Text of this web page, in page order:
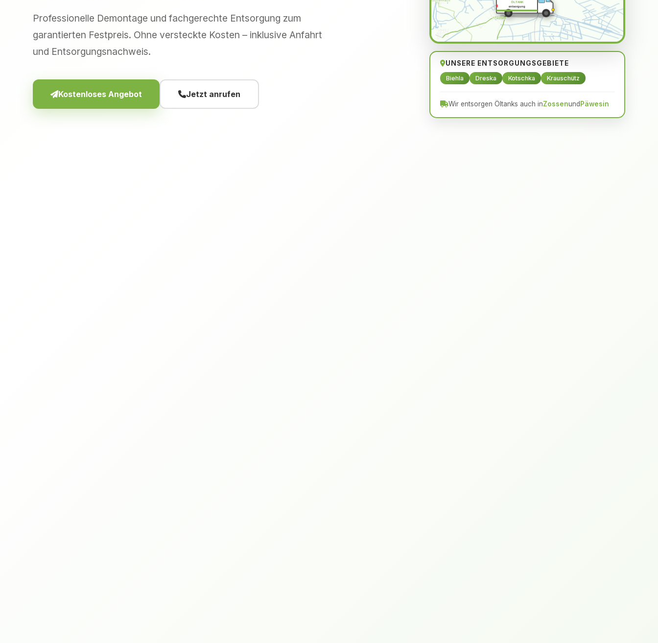
Professionelle Demontage und fachgerechte Entsorgung zum
garantierten Festpreis. Ohne versteckte Kosten – inklusive Anfahrt
und Entsorgungsnachweis.
Kostenloses Angebot Jetzt anrufen
ÖLTANK
entsorgung
UNSERE ENTSORGUNGSGEBIETE
Biehla Dreska Kotschka Krauschütz
Wir entsorgen Öltanks auch inZossenund Päwesin